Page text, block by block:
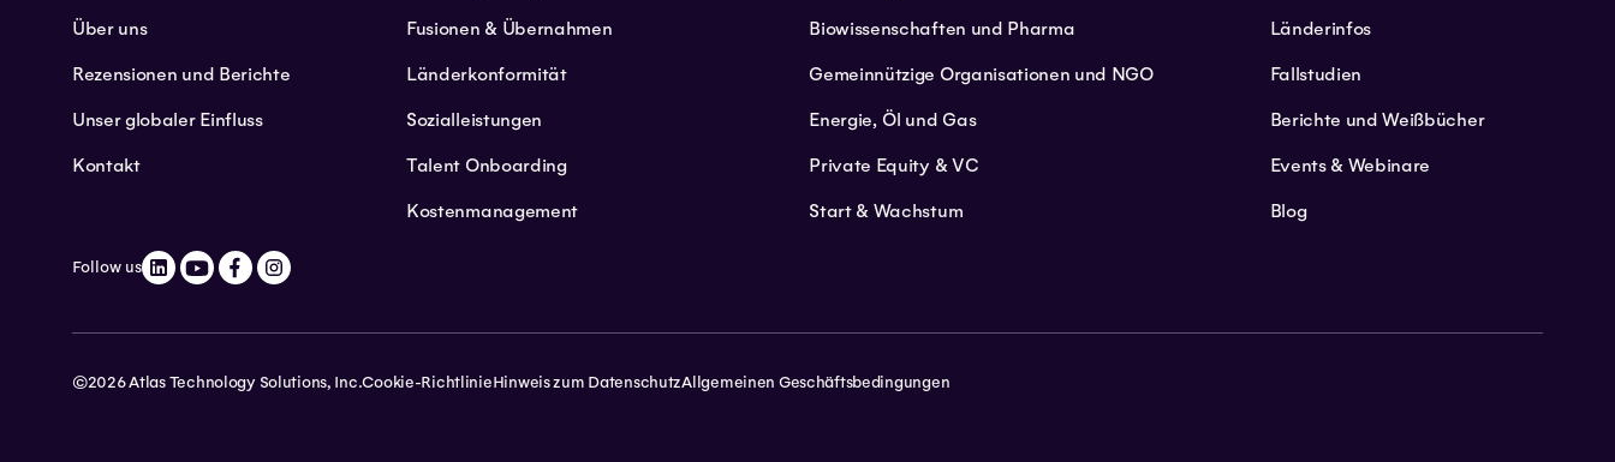
Über uns
Rezensionen und Berichte
Unser globaler Einfluss
Kontakt
Fusionen & Übernahmen
Länderkonformität
Sozialleistungen
Talent Onboarding
Kostenmanagement
Biowissenschaften und Pharma
Gemeinnützige Organisationen und NGO
Energie, Öl und Gas
Private Equity & VC
Start & Wachstum
Länderinfos
Fallstudien
Berichte und Weißbücher
Events & Webinare
Blog
Follow us
©2026 Atlas Technology Solutions, Inc.Cookie-RichtlinieHinweis zum DatenschutzAllgemeinen Geschäftsbedingungen